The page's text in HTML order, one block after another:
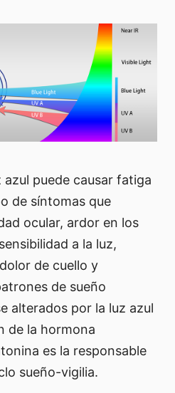
azul puede causar fatiga
de síntomas que
ocular, ardor en los
a la luz,
de cuello y
de sueño
alterados por la luz azul
de la hormona
es la responsable
sueño-vigilia.